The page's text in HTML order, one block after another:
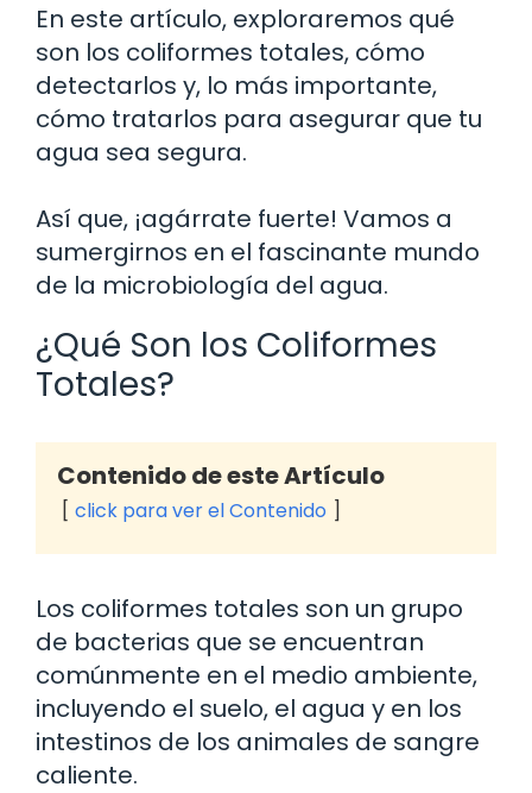
En este artículo, exploraremos qué
son los coliformes totales, cómo
detectarlos y, lo más importante,
cómo tratarlos para asegurar que tu
agua sea segura.
Así que, ¡agárrate fuerte! Vamos a
sumergirnos en el fascinante mundo
de la microbiología del agua.
¿Qué Son los Coliformes
Totales?
Contenido de este Artículo
click para ver el Contenido
Los coliformes totales son un grupo
de bacterias que se encuentran
comúnmente en el medio ambiente,
incluyendo el suelo, el agua y en los
intestinos de los animales de sangre
caliente.